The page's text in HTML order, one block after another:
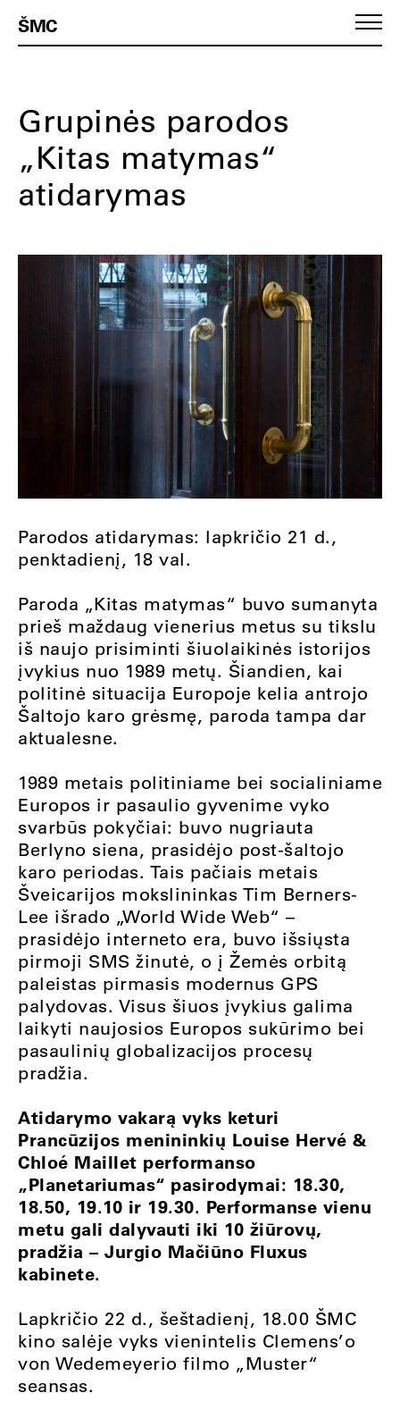
ŠMC
Grupinės parodos
„Kitas matymas“
atidarymas
Parodos atidarymas: lapkričio 21 d.,
penktadienį, 18 val.
Paroda „Kitas matymas“ buvo sumanyta
prieš maždaug vienerius metus su tikslu
iš naujo prisiminti šiuolaikinės istorijos
įvykius nuo 1989 metų. Šiandien, kai
politinė situacija Europoje kelia antrojo
Šaltojo karo grėsmę, paroda tampa dar
aktualesne.
1989 metais politiniame bei socialiniame
Europos ir pasaulio gyvenime vyko
svarbūs pokyčiai: buvo nugriauta
Berlyno siena, prasidėjo post-šaltojo
karo periodas. Tais pačiais metais
Šveicarijos mokslininkas Tim Berners-
Lee išrado „World Wide Web“ –
prasidėjo interneto era, buvo išsiųsta
pirmoji SMS žinutė, o į Žemės orbitą
paleistas pirmasis modernus GPS
palydovas. Visus šiuos įvykius galima
laikyti naujosios Europos sukūrimo bei
pasaulinių globalizacijos procesų
pradžia.
Atidarymo vakarą vyks keturi
Prancūzijos menininkių Louise Hervé &
Chloé Maillet performanso
„Planetariumas“ pasirodymai: 18.30,
18.50, 19.10 ir 19.30. Performanse vienu
metu gali dalyvauti iki 10 žiūrovų,
pradžia – Jurgio Mačiūno Fluxus
kabinete.
Lapkričio 22 d., šeštadienį, 18.00 ŠMC
kino salėje vyks vienintelis Clemens’o
von Wedemeyerio filmo „Muster“
seansas.